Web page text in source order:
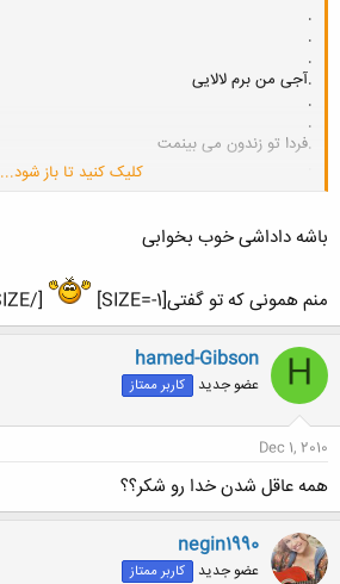
.
.
.
.آجی من برم لالایی
.
.
.فردا تو زندون می بینمت
see youfarda
!!!
کلیک کنید تا باز شود...
باشه داداشی خوب بخوابی
منم همونی که تو گفتی[SIZE=-1] [/SIZE]
H
hamed-Gibson
عضو جدید کاربر ممتاز
Dec 1, 2010
همه عاقل شدن خدا رو شکر؟؟
negin1990
عضو جدید کاربر ممتاز